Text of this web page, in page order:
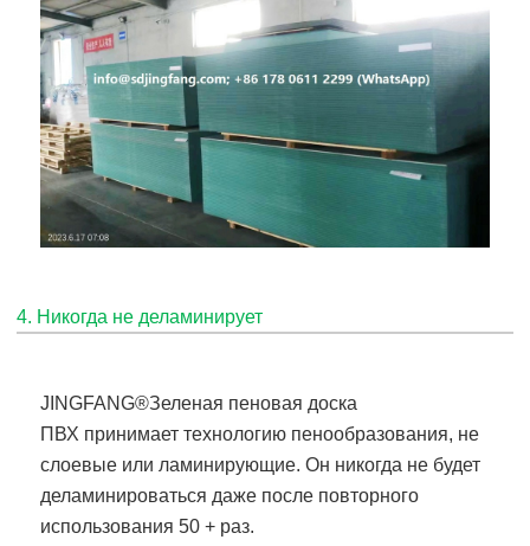
4. Никогда не деламинирует
JINGFANG®Зеленая пеновая доска
ПВХ принимает технологию пенообразования, не
слоевые или ламинирующие. Он никогда не будет
деламинироваться даже после повторного
использования 50 + раз.